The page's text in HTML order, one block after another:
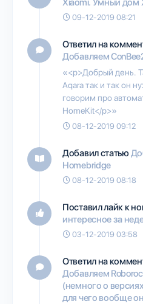
09-12-2019 08:21
Ответил на
Добавляем
«<p>Добрый день.
Aqara так и так он
говорим про
HomeKit</p>»
08-12-2019 09:12
Добавил статью
Homebridge
08-12-2019 08:18
Поставил лайк к
интересное за
03-12-2019 03:58
Ответил на
Добавляем
(немного о
для чего вообще